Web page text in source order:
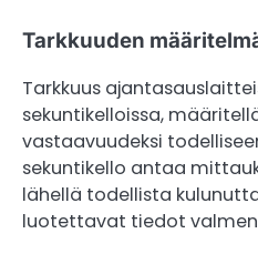
Tarkkuuden
Tarkkuus
sekuntikelloissa,
vastaavuudeksi
sekuntikello antaa
lähellä todellista
luotettavat tiedot